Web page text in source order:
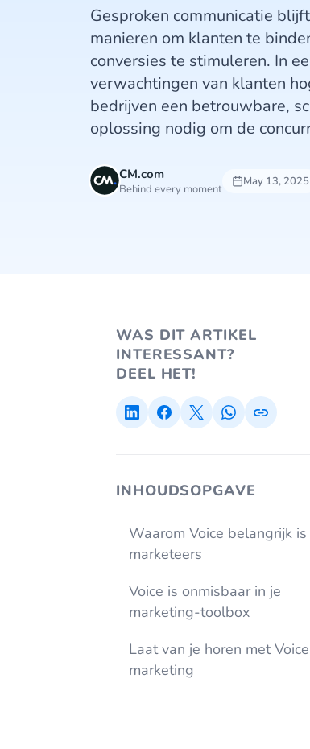
Gesproken communicatie
manieren om klanten te
conversies te stimuleren. In
verwachtingen van klanten
bedrijven een betrouwbare,
oplossing nodig om de
CM.com
Behind every moment
May 13, 2025
WAS DIT ARTIKEL
INTERESSANT?
DEEL HET!
INHOUDSOPGAVE
Waarom Voice belangrijk
marketeers
Voice is onmisbaar in je
marketing-toolbox
Laat van je horen met Voice
marketing